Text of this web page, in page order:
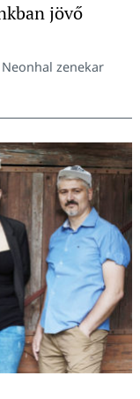
jövő
zenekar